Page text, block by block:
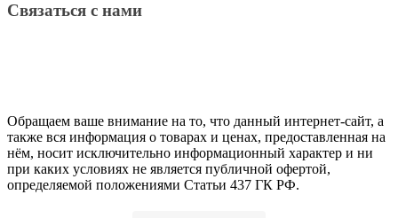
Связаться с нами
Обращаем ваше внимание на то, что данный интернет-сайт, а
также вся информация о товарах и ценах, предоставленная на
нём, носит исключительно информационный характер и ни
при каких условиях не является публичной офертой,
определяемой положениями Статьи 437 ГК РФ.